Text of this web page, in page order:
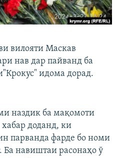
RL
вилояти Маскав
нав дар пайванд ба
идома дорад.
наздик ба мақомоти
доданд, ки
парванда фарде бо номи
Ба навиштаи расонаҳо ӯ